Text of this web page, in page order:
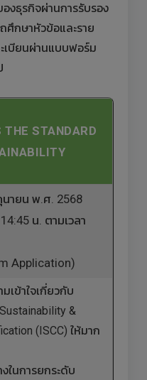
งธุรกิจผ่านการรับรอง
ศึกษาหัวข้อและราย
เบียนผ่านแบบฟอร์ม
THE STANDARD
ายน พ.ศ. 2568
น. ตามเวลา
Application)
เข้าใจเกี่ยวกับ
&
(ISCC) ให้มาก
ในการยกระดับ